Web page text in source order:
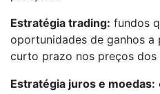
Estratégia trading: fundos
oportunidades de ganhos
curto prazo nos preços dos
Estratégia juros e moedas: